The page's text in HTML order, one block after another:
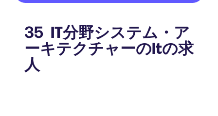
35 IT分野システム・ア
ーキテクチャーのItの求
人